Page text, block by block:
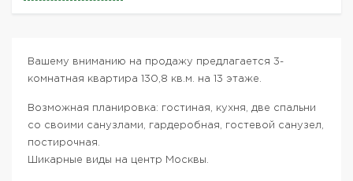
Вашему вниманию на продажу предлагается 3-
комнатная квартира 130,8 кв.м. на 13 этаже.
Возможная планировка: гостиная, кухня, две спальни
со своими санузлами, гардеробная, гостевой санузел,
постирочная.
Шикарные виды на центр Москвы.